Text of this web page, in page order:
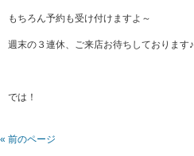
もちろん予約も受け付けますよ～
週末の３連休、ご来店お待ちしております♪
では！
« 前のページ